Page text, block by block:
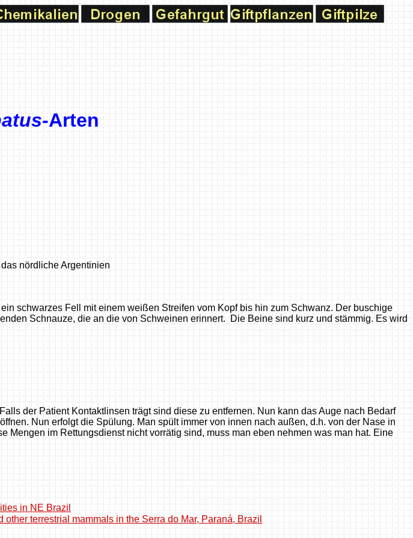
-Arten
nördliche Argentinien
schwarzes Fell mit einem weißen Streifen vom Kopf bis hin zum Schwanz. Der buschige
Schnauze, die an die von Schweinen erinnert. Die Beine sind kurz und stämmig. Es wird
Falls der Patient Kontaktlinsen trägt sind diese zu entfernen. Nun kann das Auge nach Bedarf
Nun erfolgt die Spülung. Man spült immer von innen nach außen, d.h. von der Nase in
im Rettungsdienst nicht vorrätig sind, muss man eben nehmen was man hat. Eine
in NE Brazil
terrestrial mammals in the Serra do Mar, Paraná, Brazil